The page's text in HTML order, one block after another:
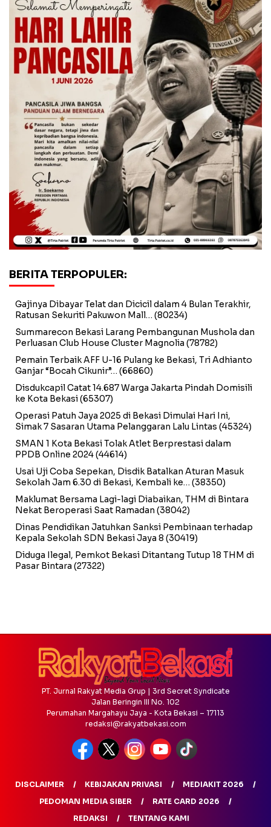
BERITA TERPOPULER:
Gajinya Dibayar Telat dan Dicicil dalam 4 Bulan Terakhir,
Ratusan Sekuriti Pakuwon Mall… (80234)
Summarecon Bekasi Larang Pembangunan Mushola dan
Perluasan Club House Cluster Magnolia (78782)
Pemain Terbaik AFF U-16 Pulang ke Bekasi, Tri Adhianto
Ganjar “Bocah Cikunir”… (66860)
Disdukcapil Catat 14.687 Warga Jakarta Pindah Domisili
ke Kota Bekasi(65307)
Operasi Patuh Jaya 2025 di Bekasi Dimulai Hari Ini,
Simak 7 Sasaran Utama Pelanggaran Lalu Lintas (45324)
SMAN 1 Kota Bekasi Tolak Atlet Berprestasi dalam
PPDB Online 2024(44614)
Usai Uji Coba Sepekan, Disdik Batalkan Aturan Masuk
Sekolah Jam 6.30 di Bekasi, Kembali ke… (38350)
Maklumat Bersama Lagi-lagi Diabaikan, THM di Bintara
Nekat Beroperasi Saat Ramadan (38042)
Dinas Pendidikan Jatuhkan Sanksi Pembinaan terhadap
Kepala Sekolah SDN Bekasi Jaya 8 (30419)
Diduga Ilegal, Pemkot Bekasi Ditantang Tutup 18 THM di
Pasar Bintara (27322)
PT. Jurnal Rakyat Media Grup | 3rd Secret Syndicate
Jalan Beringin III No. 102
Perumahan Margahayu Jaya - Kota Bekasi – 17113
redaksi@rakyatbekasi.com
DISCLAIMER KEBIJAKAN PRIVASI
MEDIAKIT 2026
PEDOMAN MEDIA SIBER
RATE CARD 2026
REDAKSI
TENTANG KAMI